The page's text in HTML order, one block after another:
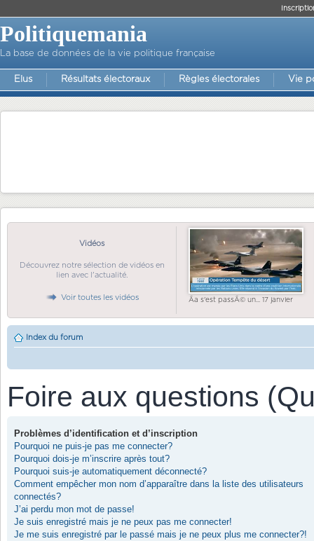
Politiquemania
La base de données de la vie politique française
Elus Résultats électoraux Règles électorales Vie
Vidéos
Découvrez notre sélection de vidéos en
lien avec l'actualité.
Voir toutes les vidéos Ãa s'est passÃ© un... 17 janvier
Index du forum
Foire aux questions
Problèmes d’identification et d’inscription
Pourquoi ne puis-je pas me connecter?
Pourquoi dois-je m’inscrire après tout?
Pourquoi suis-je automatiquement déconnecté?
Comment empêcher mon nom d’apparaître dans la liste des utilisateurs
connectés?
J’ai perdu mon mot de passe!
Je suis enregistré mais je ne peux pas me connecter!
Je me suis enregistré par le passé mais je ne peux plus me connecter?!